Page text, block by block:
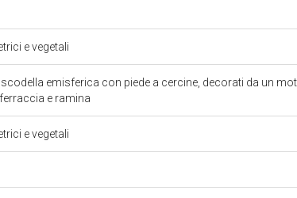
e vegetali
emisferica con piede a cercine, decorati da un
e ramina
e vegetali